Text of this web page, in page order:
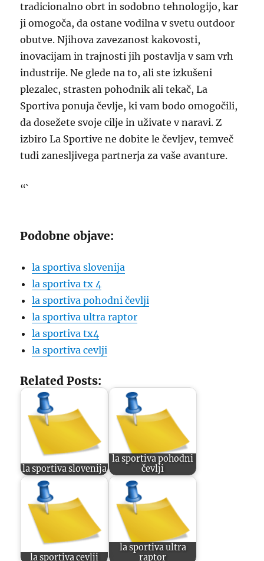
tradicionalno obrt in sodobno tehnologijo, kar
ji omogoča, da ostane vodilna v svetu outdoor
obutve. Njihova zavezanost kakovosti,
inovacijam in trajnosti jih postavlja v sam vrh
industrije. Ne glede na to, ali ste izkušeni
plezalec, strasten pohodnik ali tekač, La
Sportiva ponuja čevlje, ki vam bodo omogočili,
da dosežete svoje cilje in uživate v naravi. Z
izbiro La Sportive ne dobite le čevljev, temveč
tudi zanesljivega partnerja za vaše avanture.
“`
Podobne objave:
la sportiva slovenija
la sportiva tx 4
la sportiva pohodni čevlji
la sportiva ultra raptor
la sportiva tx4
la sportiva cevlji
Related Posts:
la sportiva slovenija
la sportiva pohodni
čevlji
la sportiva cevlji
la sportiva ultra
raptor